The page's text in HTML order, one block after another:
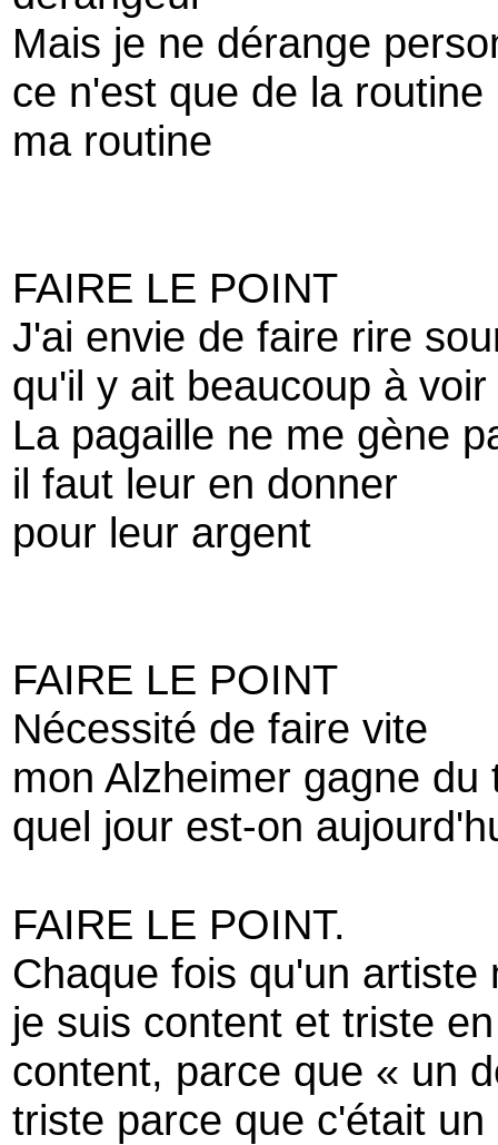
Mais je ne dérange
ce n'est que de la routine
ma routine
FAIRE LE POINT
J'ai envie de faire rire
qu'il y ait beaucoup à voir
La pagaille ne me gène
il faut leur en donner
pour leur argent
FAIRE LE POINT
Nécessité de faire vite
mon Alzheimer gagne
quel jour est-on
FAIRE LE POINT.
Chaque fois qu'un artiste
je suis content et triste
content, parce que « un
triste parce que c'était un